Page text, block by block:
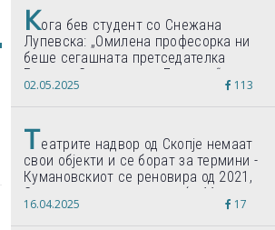
Кога бев студент со Снежана
Лупевска: „Омилена професорка ни
беше сегашната претседателка
Гордана Сиљановска-Давкова“
02.05.2025 113
Театрите надвор од Скопје немаат
свои објекти и се борат за термини -
Кумановскиот се реновира од 2021,
Струмичкиот се гради веќе 11 години
16.04.2025 17